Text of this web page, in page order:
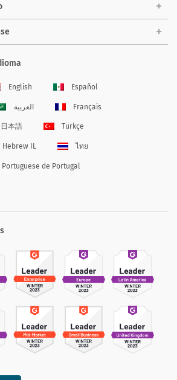
English Español
العربية Français
日本語 Türkçe
Hebrew IL ไทย
Portuguese de Portugal